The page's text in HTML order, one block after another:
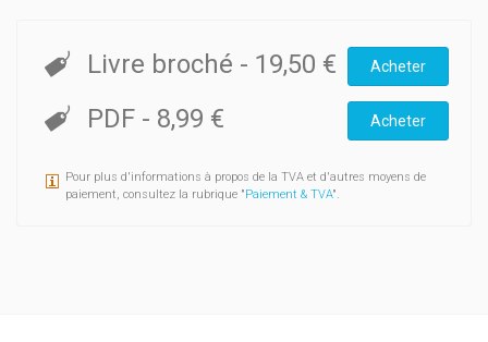
Livre broché - 19,50 € Acheter
PDF - 8,99 € Acheter
Pour plus d'informations à propos de la TVA et d'autres moyens de
paiement, consultez la rubrique "Paiement & TVA".